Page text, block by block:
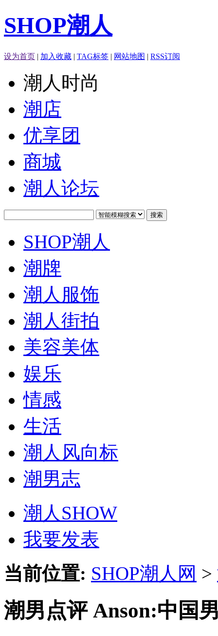
SHOP潮人
设为首页 | 加入收藏 | TAG标签 | 网站地图 | RSS订阅
潮人时尚
潮店
优享团
商城
潮人论坛
搜索
SHOP潮人
潮牌
潮人服饰
潮人街拍
美容美体
娱乐
情感
生活
潮人风向标
潮男志
潮人SHOW
我要发表
当前位置: SHOP潮人网 >
潮男点评 Anson:中国